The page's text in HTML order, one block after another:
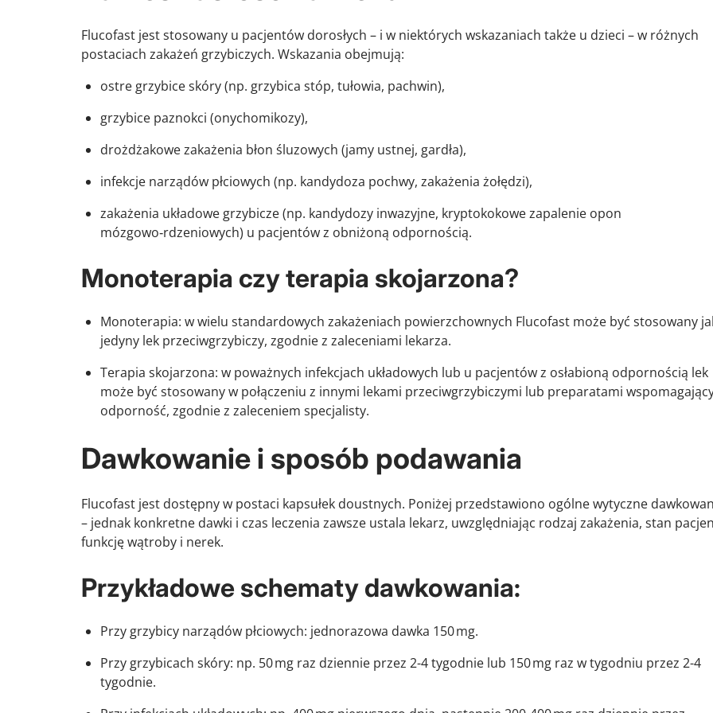
Flucofast jest stosowany u pacjentów dorosłych – i w niektórych wskazaniach także u dzieci – w różnych
postaciach zakażeń grzybiczych. Wskazania obejmują:
ostre grzybice skóry (np. grzybica stóp, tułowia, pachwin),
grzybice paznokci (onychomikozy),
drożdżakowe zakażenia błon śluzowych (jamy ustnej, gardła),
infekcje narządów płciowych (np. kandydoza pochwy, zakażenia żołędzi),
zakażenia układowe grzybicze (np. kandydozy inwazyjne, kryptokokowe zapalenie opon
mózgowo‑rdzeniowych) u pacjentów z obniżoną odpornością.
Monoterapia czy terapia skojarzona?
Monoterapia: w wielu standardowych zakażeniach powierzchownych Flucofast może być stosowany
jedyny lek przeciwgrzybiczy, zgodnie z zaleceniami lekarza.
Terapia skojarzona: w poważnych infekcjach układowych lub u pacjentów z osłabioną odpornością lek
może być stosowany w połączeniu z innymi lekami przeciwgrzybiczymi lub preparatami
odporność, zgodnie z zaleceniem specjalisty.
Dawkowanie i sposób podawania
Flucofast jest dostępny w postaci kapsułek doustnych. Poniżej przedstawiono ogólne wytyczne
– jednak konkretne dawki i czas leczenia zawsze ustala lekarz, uwzględniając rodzaj zakażenia, stan
funkcję wątroby i nerek.
Przykładowe schematy dawkowania:
Przy grzybicy narządów płciowych: jednorazowa dawka 150 mg.
Przy grzybicach skóry: np. 50 mg raz dziennie przez 2-4 tygodnie lub 150 mg raz w tygodniu przez 2-4
tygodnie.